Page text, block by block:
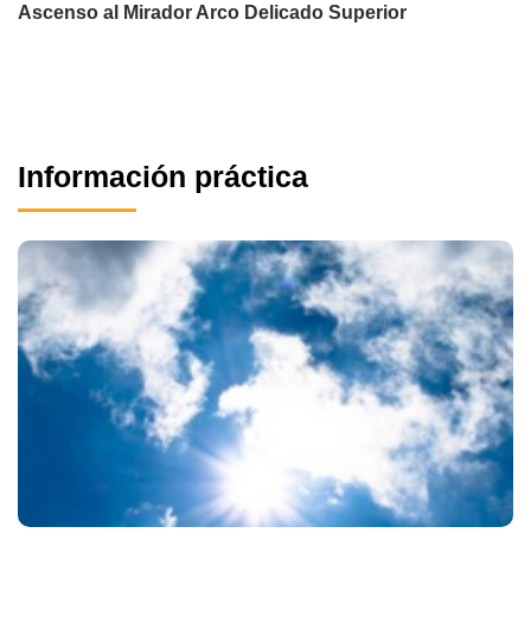
Ascenso al Mirador Arco Delicado Superior
Información práctica